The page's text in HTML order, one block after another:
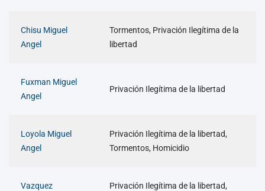
Chisu Miguel
Angel
Tormentos, Privación Ilegítima de la
libertad
Fuxman Miguel
Angel
Privación Ilegítima de la libertad
Loyola Miguel
Angel
Privación Ilegítima de la libertad,
Tormentos, Homicidio
Vazquez
Privación Ilegítima de la libertad,